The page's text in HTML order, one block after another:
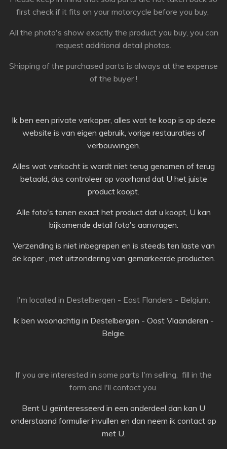
first check if it fits on your motorcycle before you buy,
All the photo's show exactly the product you buy, you can
request additional detail photos.
Shipping of the purchased parts is always at the expense
of the buyer !
Ik ben een private verkoper, alles wat te koop is op deze
website is van eigen gebruik, vorige restauraties of
verbouwingen.
Alles wat verkocht is wordt niet terug genomen of terug
betaald, dus controleer op voorhand dat U het juiste
product koopt.
Alle foto's tonen exact het product dat u koopt, U kan
bijkomende detail foto's aanvragen.
Verzending is niet inbegrepen en is steeds ten laste van
de koper , met uitzondering van gemarkeerde producten.
I'm located in Destelbergen - East Flanders - Belgium.
Ik ben woonachtig in Destelbergen - Oost Vlaanderen -
Belgie.
If you are interested in some parts I'm selling, fill in the
form and I'll contact you.
Bent U geïnteresseerd in een onderdeel dan kan U
onderstaand formulier invullen en dan neem ik contact op
met U.